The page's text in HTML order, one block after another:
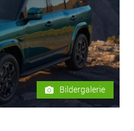
Bildergalerie